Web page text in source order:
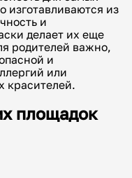
изготавливаются из
и
делает их еще
родителей важно,
и
или
красителей.
площадок